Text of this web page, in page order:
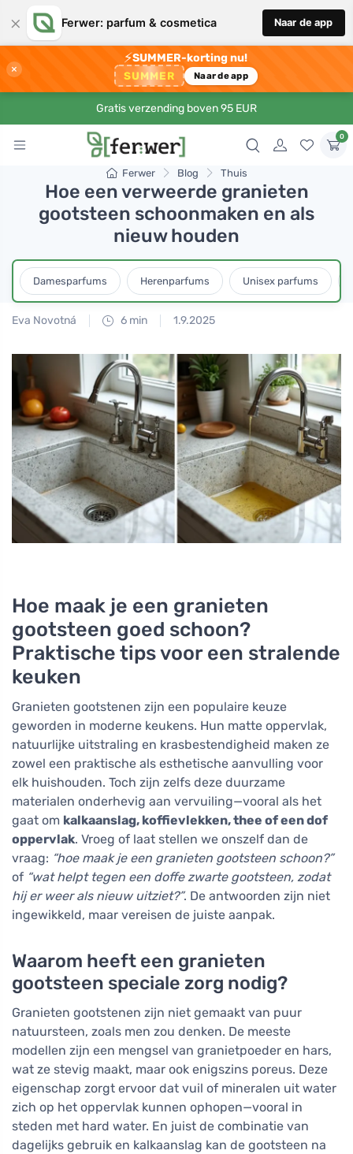
× Ferwer: parfum & cosmetica Naar de app
×
⚡SUMMER-korting nu!
SUMMER Naar de app
Gratis verzending boven 95 EUR
0
Ferwer Blog Thuis
Hoe een verweerde granieten
gootsteen schoonmaken en als
nieuw houden
Damesparfums Herenparfums Unisex parfums
Eva Novotná 6 min 1.9.2025
Hoe maak je een granieten
gootsteen goed schoon?
Praktische tips voor een stralende
keuken
Granieten gootstenen zijn een populaire keuze
geworden in moderne keukens. Hun matte oppervlak,
natuurlijke uitstraling en krasbestendigheid maken ze
zowel een praktische als esthetische aanvulling voor
elk huishouden. Toch zijn zelfs deze duurzame
materialen onderhevig aan vervuiling—vooral als het
gaat om kalkaanslag, koffievlekken, thee of een dof
oppervlak. Vroeg of laat stellen we onszelf dan de
vraag: “hoe maak je een granieten gootsteen schoon?”
of “wat helpt tegen een doffe zwarte gootsteen, zodat
hij er weer als nieuw uitziet?”. De antwoorden zijn niet
ingewikkeld, maar vereisen de juiste aanpak.
Waarom heeft een granieten
gootsteen speciale zorg nodig?
Granieten gootstenen zijn niet gemaakt van puur
natuursteen, zoals men zou denken. De meeste
modellen zijn een mengsel van granietpoeder en hars,
wat ze stevig maakt, maar ook enigszins poreus. Deze
eigenschap zorgt ervoor dat vuil of mineralen uit water
zich op het oppervlak kunnen ophopen—vooral in
steden met hard water. En juist de combinatie van
dagelijks gebruik en kalkaanslag kan de gootsteen na